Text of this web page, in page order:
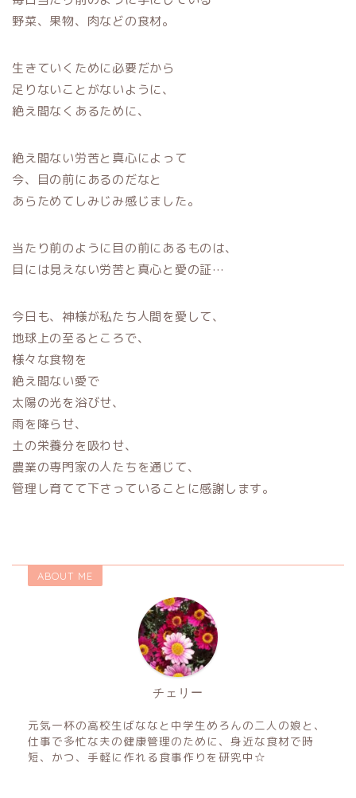
野菜、果物、肉などの食材。
生きていくために必要だから
足りないことがないように、
絶え間なくあるために、
絶え間ない労苦と真心によって
今、目の前にあるのだなと
あらためてしみじみ感じました。
当たり前のように目の前にあるものは、
目には見えない労苦と真心と愛の証…
今日も、神様が私たち人間を愛して、
地球上の至るところで、
様々な食物を
絶え間ない愛で
太陽の光を浴びせ、
雨を降らせ、
土の栄養分を吸わせ、
農業の専門家の人たちを通じて、
管理し育てて下さっていることに感謝します。
ABOUT ME
チェリー
元気一杯の高校生ばななと中学生めろんの二人の娘と、
仕事で多忙な夫の健康管理のために、身近な食材で時
短、かつ、手軽に作れる食事作りを研究中☆